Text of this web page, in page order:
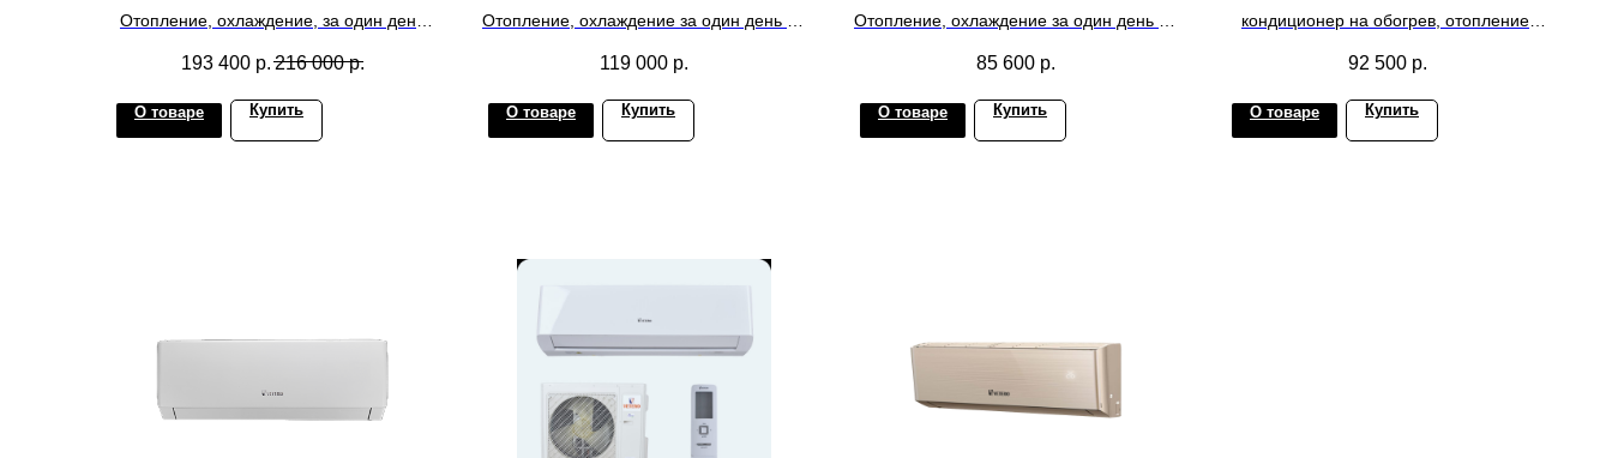
Отопление, охлаждение, за один день
80 метров квадратных
193 400 р. 216 000 р.
О товаре Купить
Отопление, охлаждение за один день на
квадратных
119 000 р.
О товаре Купить
Отопление, охлаждение за один день на
квадратных
85 600 р.
О товаре Купить
BONUM INVERTER
кондиционер на обогрев, отопление,
площадь до 35 м.кв.
92 500 р.
О товаре Купить